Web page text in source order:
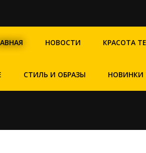
НОВОСТИ КРАСОТА
СТИЛЬ И ОБРАЗЫ НОВИНКИ